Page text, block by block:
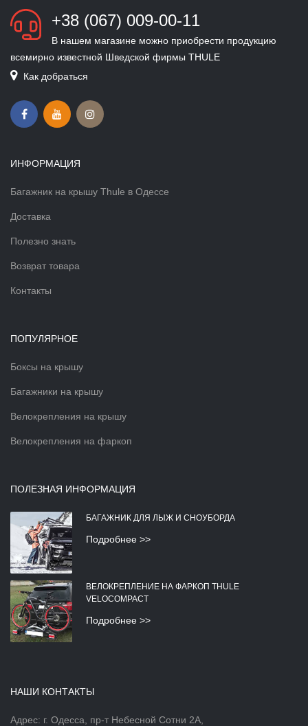
+38 (067) 009-00-11
В нашем магазине можно приобрести продукцию
всемирно известной Шведской фирмы THULE
Как добраться
ИНФОРМАЦИЯ
Багажник на крышу Thule в Одессе
Доставка
Полезно знать
Возврат товара
Контакты
ПОПУЛЯРНОЕ
Боксы на крышу
Багажники на крышу
Велокрепления на крышу
Велокрепления на фаркоп
ПОЛЕЗНАЯ ИНФОРМАЦИЯ
БАГАЖНИК ДЛЯ ЛЫЖ И СНОУБОРДА
Подробнее >>
ВЕЛОКРЕПЛЕНИЕ НА ФАРКОП THULE
VELOCOMPACT
Подробнее >>
НАШИ КОНТАКТЫ
Адрес: г. Одесса, пр-т Небесной Сотни 2А,